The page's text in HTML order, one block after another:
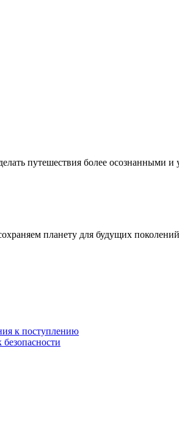
путешествия более
планету для будущих
к поступлению